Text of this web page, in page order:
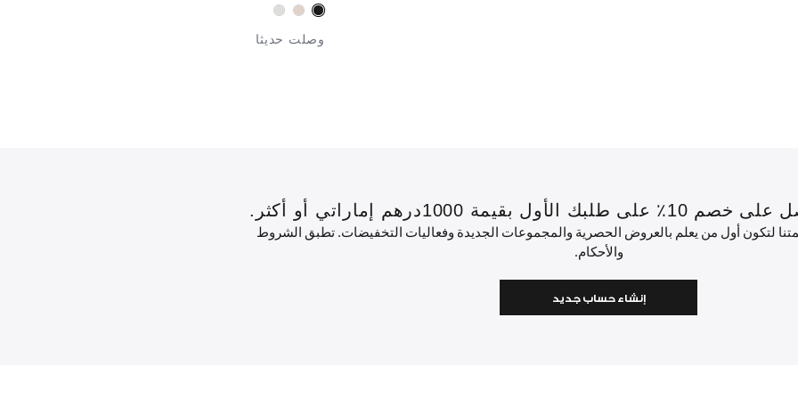
وصلت حديثا
1000درهم إماراتي أو أكثر.
لتكون أول من يعلم بالعروض الحصرية والمجموعات الجديدة وفعاليات التخفيضات. تطبق الشروط
والأحكام.
إنشاء حساب جديد